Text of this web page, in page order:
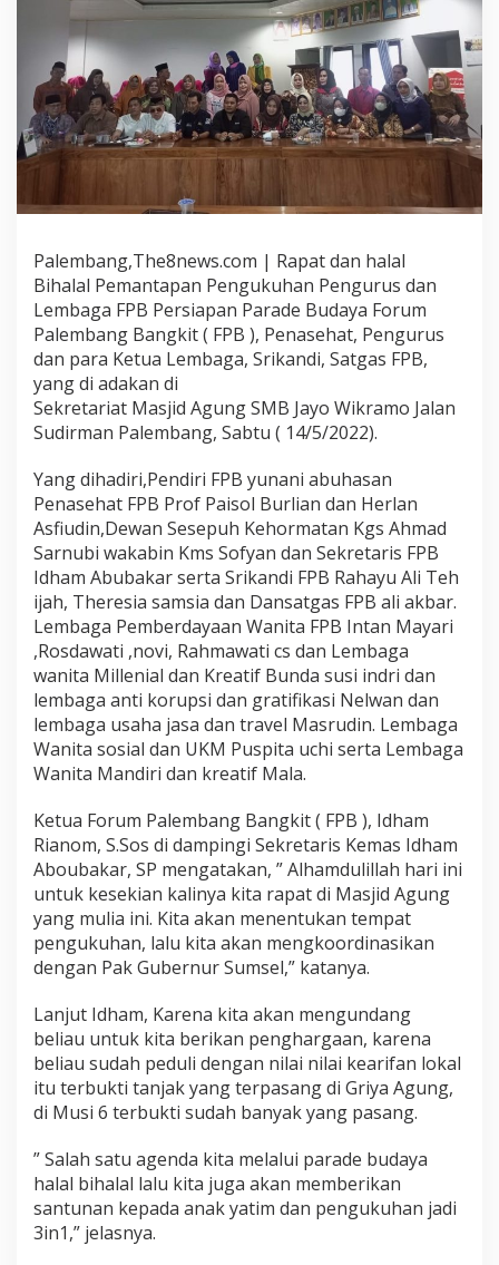
Palembang,The8news.com | Rapat dan halal
Bihalal Pemantapan Pengukuhan Pengurus dan
Lembaga FPB Persiapan Parade Budaya Forum
Palembang Bangkit ( FPB ), Penasehat, Pengurus
dan para Ketua Lembaga, Srikandi, Satgas FPB,
yang di adakan di
Sekretariat Masjid Agung SMB Jayo Wikramo Jalan
Sudirman Palembang, Sabtu ( 14/5/2022).
Yang dihadiri,Pendiri FPB yunani abuhasan
Penasehat FPB Prof Paisol Burlian dan Herlan
Asfiudin,Dewan Sesepuh Kehormatan Kgs Ahmad
Sarnubi wakabin Kms Sofyan dan Sekretaris FPB
Idham Abubakar serta Srikandi FPB Rahayu Ali Teh
ijah, Theresia samsia dan Dansatgas FPB ali akbar.
Lembaga Pemberdayaan Wanita FPB Intan Mayari
,Rosdawati ,novi, Rahmawati cs dan Lembaga
wanita Millenial dan Kreatif Bunda susi indri dan
lembaga anti korupsi dan gratifikasi Nelwan dan
lembaga usaha jasa dan travel Masrudin. Lembaga
Wanita sosial dan UKM Puspita uchi serta Lembaga
Wanita Mandiri dan kreatif Mala.
Ketua Forum Palembang Bangkit ( FPB ), Idham
Rianom, S.Sos di dampingi Sekretaris Kemas Idham
Aboubakar, SP mengatakan, ” Alhamdulillah hari ini
untuk kesekian kalinya kita rapat di Masjid Agung
yang mulia ini. Kita akan menentukan tempat
pengukuhan, lalu kita akan mengkoordinasikan
dengan Pak Gubernur Sumsel,” katanya.
Lanjut Idham, Karena kita akan mengundang
beliau untuk kita berikan penghargaan, karena
beliau sudah peduli dengan nilai nilai kearifan lokal
itu terbukti tanjak yang terpasang di Griya Agung,
di Musi 6 terbukti sudah banyak yang pasang.
” Salah satu agenda kita melalui parade budaya
halal bihalal lalu kita juga akan memberikan
santunan kepada anak yatim dan pengukuhan jadi
3in1,” jelasnya.